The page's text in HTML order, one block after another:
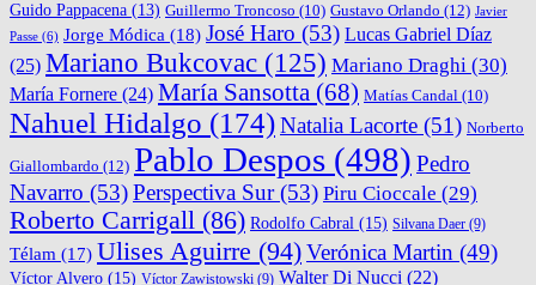
Guido Pappacena (13) Guillermo Troncoso (10) Gustavo Orlando (12) Javier
Passe (6) Jorge Módica (18) José Haro (53) Lucas Gabriel Díaz
(25) Mariano Bukcovac (125) Mariano Draghi (30)
María Fornere (24) María Sansotta (68) Matías Candal (10)
Nahuel Hidalgo (174)Natalia Lacorte (51) Norberto
Giallombardo (12) Pablo Despos (498) Pedro
Navarro (53)Perspectiva Sur(53) Piru Cioccale (29)
Roberto Carrigall (86) Rodolfo Cabral (15) Silvana Daer (9)
Télam (17) Ulises Aguirre (94)Verónica Martin (49)
Víctor Alvero (15) Víctor Zawistowski (9) Walter Di Nucci (22)